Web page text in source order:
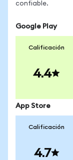
confiable.
Google Play
Calificación
4.4
App Store
Calificación
4.7